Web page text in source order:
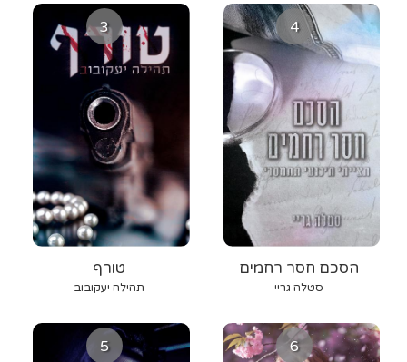
3
טורף
תהילה יעקובוב
4
הסכם חסר רחמים
סטלה גריי
5 6